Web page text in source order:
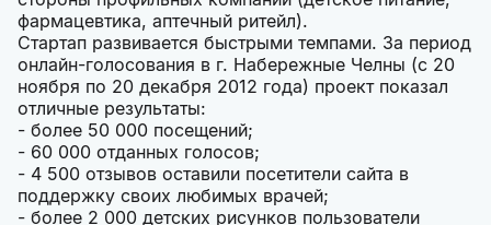
фармацевтика, аптечный ритейл).
Стартап развивается быстрыми темпами. За период
онлайн-голосования в г. Набережные Челны (с 20
ноября по 20 декабря 2012 года) проект показал
отличные результаты:
- более 50 000 посещений;
- 60 000 отданных голосов;
- 4 500 отзывов оставили посетители сайта в
поддержку своих любимых врачей;
- более 2 000 детских рисунков пользователи